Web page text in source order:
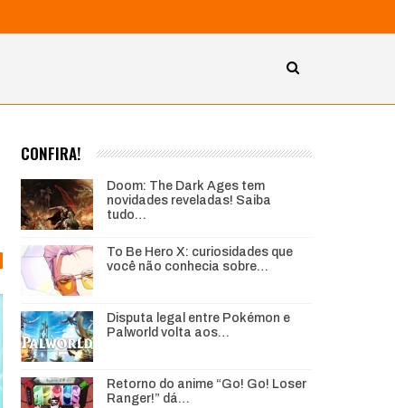
CONFIRA!
Doom: The Dark Ages tem
novidades reveladas! Saiba
tudo…
To Be Hero X: curiosidades que
você não conhecia sobre…
Disputa legal entre Pokémon e
Palworld volta aos…
Retorno do anime “Go! Go! Loser
Ranger!” dá…